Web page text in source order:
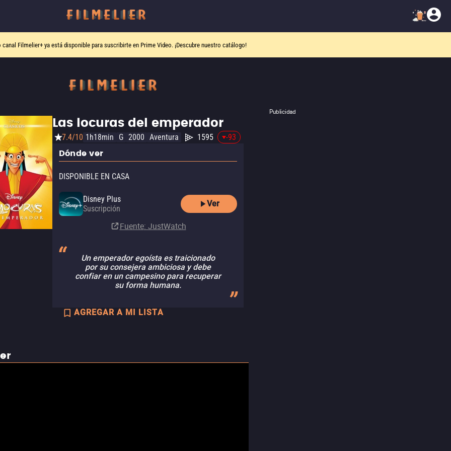
canal Filmelier+ya está disponible para suscribirte en Prime Video. ¡Descubre nuestro catálogo!
Publicidad
Las locuras del emperador
7.4/10 1h18min G 2000 Aventura 1595 -93
Dónde ver
DISPONIBLE EN CASA
Disney Plus
Suscripción
Ver
Fuente: JustWatch
Un emperador egoísta es traicionado
por su consejera ambiciosa y debe
confiar en un campesino para recuperar
su forma humana.
AGREGAR A MI LISTA